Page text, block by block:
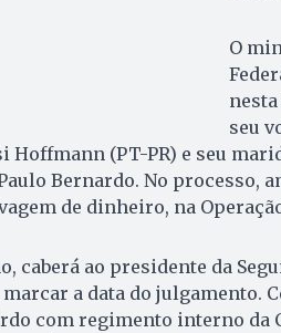
O
seu
Hoffmann (PT-PR) e seu
Bernardo. No processo,
de dinheiro, na
caberá ao presidente da
a data do julgamento.
com regimento interno da